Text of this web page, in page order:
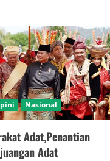
Nasional
Adat,Penantian
Adat